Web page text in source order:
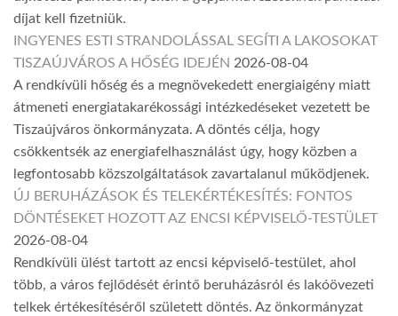
díjat kell fizetniük.
INGYENES ESTI STRANDOLÁSSAL SEGÍTI A LAKOSOKAT
TISZAÚJVÁROS A HŐSÉG IDEJÉN 2026-08-04
A rendkívüli hőség és a megnövekedett energiaigény miatt
átmeneti energiatakarékossági intézkedéseket vezetett be
Tiszaújváros önkormányzata. A döntés célja, hogy
csökkentsék az energiafelhasználást úgy, hogy közben a
legfontosabb közszolgáltatások zavartalanul működjenek.
ÚJ BERUHÁZÁSOK ÉS TELEKÉRTÉKESÍTÉS: FONTOS
DÖNTÉSEKET HOZOTT AZ ENCSI KÉPVISELŐ-TESTÜLET
2026-08-04
Rendkívüli ülést tartott az encsi képviselő-testület, ahol
több, a város fejlődését érintő beruházásról és lakóövezeti
telkek értékesítéséről született döntés. Az önkormányzat